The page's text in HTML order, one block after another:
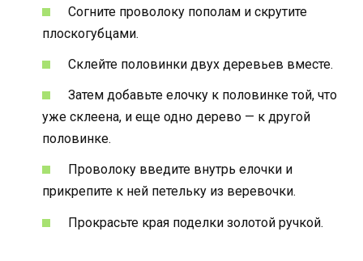
Согните проволоку пополам и скрутите
плоскогубцами.
Склейте половинки двух деревьев вместе.
Затем добавьте елочку к половинке той, что
уже склеена, и еще одно дерево — к другой
половинке.
Проволоку введите внутрь елочки и
прикрепите к ней петельку из веревочки.
Прокрасьте края поделки золотой ручкой.